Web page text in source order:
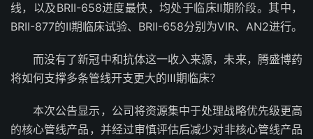
线，以及BRII-658进度最快，均处于临床Ⅱ期阶段。其中，
BRII-877的Ⅱ期临床试验、BRII-658分别为VIR、AN2进行。
而没有了新冠中和抗体这一收入来源，未来，腾盛博药
将如何支撑多条管线开支更大的Ⅲ期临床？
本次公告显示，公司将资源集中于处理战略优先级更高
的核心管线产品，并经过审慎评估后减少对非核心管线产品